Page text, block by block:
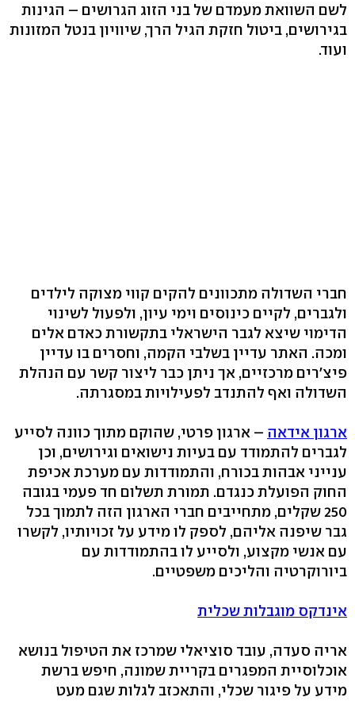
לשם השוואת מעמדם של בני הזוג הגרושים – הגינות
בגירושים, ביטול חזקת הגיל הרך, שיוויון בנטל המזונות
ועוד.
חברי השדולה מתכוונים להקים קווי מצוקה לילדים
ולגברים, לקיים כינוסים וימי עיון, ולפעול לשינוי
הדימוי שיצא לגבר הישראלי בתקשורת כאדם אלים
ומכה. האתר עדיין בשלבי הקמה, וחסרים בו עדיין
פיצ'רים מרכזיים, אך ניתן כבר ליצור קשר עם הנהלת
השדולה ואף להתנדב לפעילויות במסגרתה.
ארגון אידאה – ארגון פרטי, שהוקם מתוך כוונה לסייע
לגברים להתמודד עם בעיות נישואים וגירושים, וכן
ענייני אבהות בכורח, והתמודדות עם מערכת אכיפת
החוק הפועלת כנגדם. תמורת תשלום חד פעמי בגובה
250 שקלים, מתחייבים חברי הארגון הזה לתמוך בכל
גבר שיפנה אליהם, לספק לו מידע על זכויותיו, לקשרו
עם אנשי מקצוע, ולסייע לו בהתמודדות עם
ביורוקרטיה והליכים משפטיים.
אינדקס מוגבלות שכלית
אריה סעדה, עובד סוציאלי שמרכז את הטיפול בנושא
אוכלוסיית המפגרים בקריית שמונה, חיפש ברשת
מידע על פיגור שכלי, והתאכזב לגלות שגם מעט